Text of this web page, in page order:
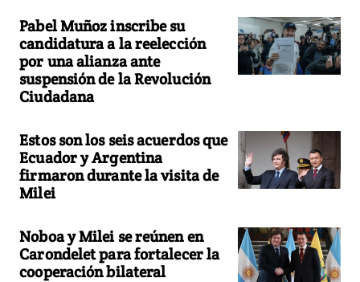
Pabel Muñoz inscribe su
candidatura a la reelección
por una alianza ante
suspensión de la Revolución
Ciudadana
Estos son los seis acuerdos que
Ecuador y Argentina
firmaron durante la visita de
Milei
Noboa y Milei se reúnen en
Carondelet para fortalecer la
cooperación bilateral